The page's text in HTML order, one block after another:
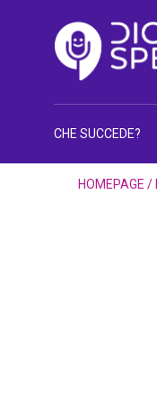
CHE SUCCEDE?
HOMEPAGE /